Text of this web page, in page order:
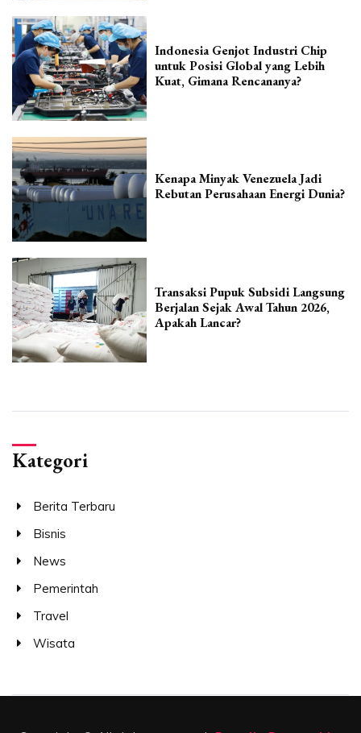
Indonesia Genjot Industri Chip
untuk Posisi Global yang Lebih
Kuat, Gimana Rencananya?
Kenapa Minyak Venezuela Jadi
Rebutan Perusahaan Energi Dunia?
Transaksi Pupuk Subsidi Langsung
Berjalan Sejak Awal Tahun 2026,
Apakah Lancar?
Kategori
Berita Terbaru
Bisnis
News
Pemerintah
Travel
Wisata